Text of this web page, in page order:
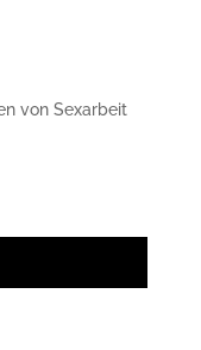
von Sexarbeit